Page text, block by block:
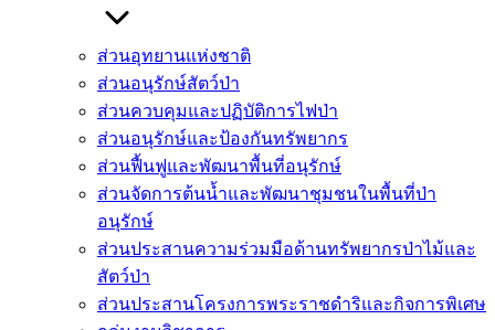
ส่วนอุทยานแห่งชาติ
ส่วนอนุรักษ์สัตว์ป่า
ส่วนควบคุมและปฏิบัติการไฟป่า
ส่วนอนุรักษ์และป้องกันทรัพยากร
ส่วนฟื้นฟูและพัฒนาพื้นที่อนุรักษ์
ส่วนจัดการต้นน้ำและพัฒนาชุมชนในพื้นที่ป่า
อนุรักษ์
ส่วนประสานความร่วมมือด้านทรัพยากรป่าไม้และ
สัตว์ป่า
ส่วนประสานโครงการพระราชดำริและกิจการพิเศษ